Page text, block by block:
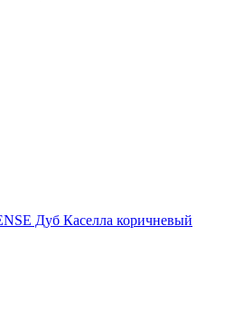
Дуб Каселла коричневый